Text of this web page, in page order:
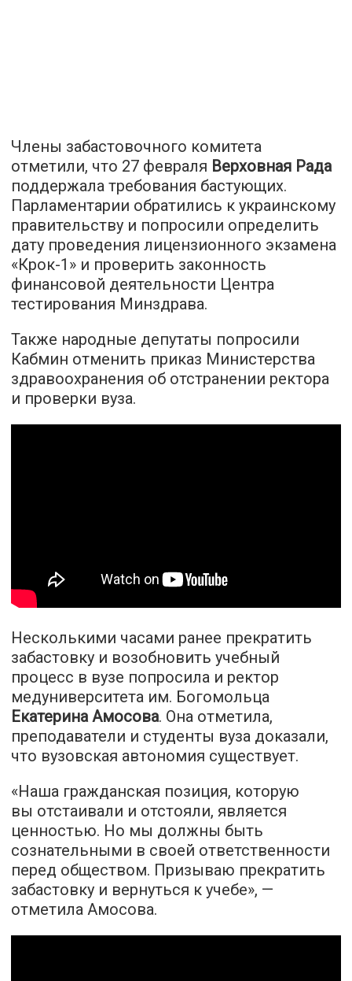
Члены забастовочного комитета
отметили, что 27 февраля Верховная Рада
поддержала требования бастующих.
Парламентарии обратились к украинскому
правительству и попросили определить
дату проведения лицензионного экзамена
«Крок-1» и проверить законность
финансовой деятельности Центра
тестирования Минздрава.
Также народные депутаты попросили
Кабмин отменить приказ Министерства
здравоохранения об отстранении ректора
и проверки вуза.
Несколькими часами ранее прекратить
забастовку и возобновить учебный
процесс в вузе попросила и ректор
медуниверситета им. Богомольца
Екатерина Амосова. Она отметила,
преподаватели и студенты вуза доказали,
что вузовская автономия существует.
«Наша гражданская позиция, которую
вы отстаивали и отстояли, является
ценностью. Но мы должны быть
сознательными в своей ответственности
перед обществом. Призываю прекратить
забастовку и вернуться к учебе», —
отметила Амосова.